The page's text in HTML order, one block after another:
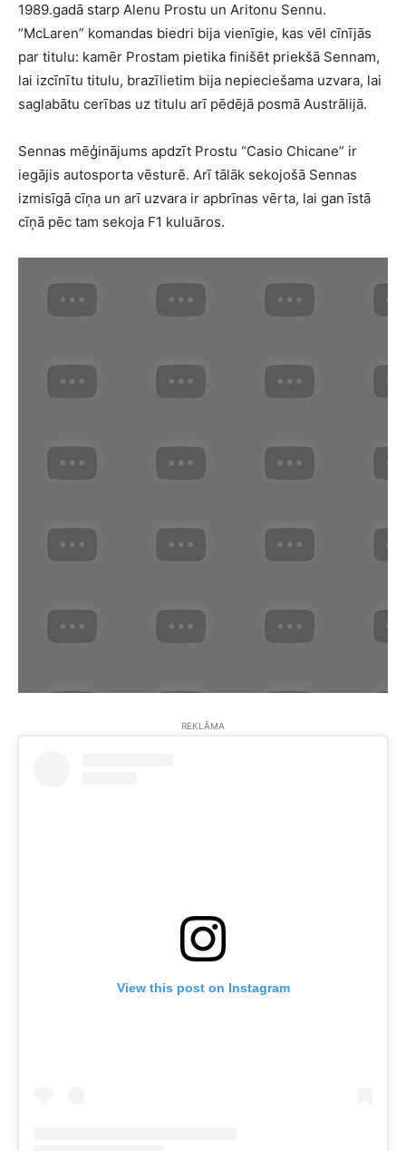
1989.gadā starp Alenu Prostu un Aritonu Sennu.
“McLaren” komandas biedri bija vienīgie, kas vēl cīnījās
par titulu: kamēr Prostam pietika finišēt priekšā Sennam,
lai izcīnītu titulu, brazīlietim bija nepieciešama uzvara, lai
saglabātu cerības uz titulu arī pēdējā posmā Austrālijā.
Sennas mēģinājums apdzīt Prostu “Casio Chicane” ir
iegājis autosporta vēsturē. Arī tālāk sekojošā Sennas
izmisīgā cīņa un arī uzvara ir apbrīnas vērta, lai gan īstā
cīņā pēc tam sekoja F1 kuluāros.
REKLĀMA
View this post on Instagram